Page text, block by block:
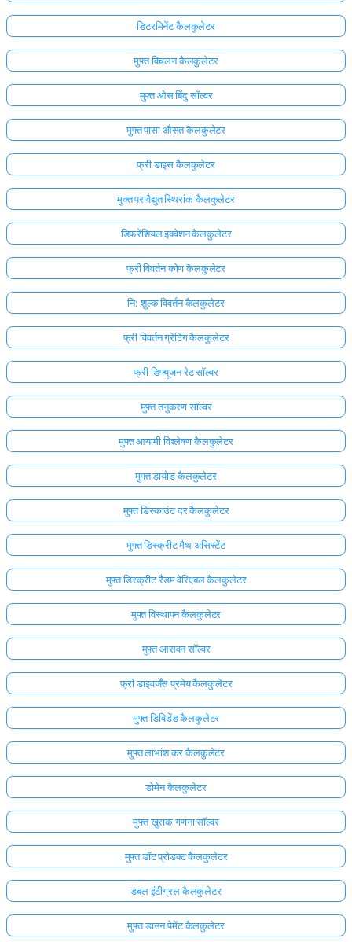
यहाँ
इन
डिटरमिनेंट कैलकुलेटर
मुफ्त विचलन कैलकुलेटर
मुफ्त ओस बिंदु सॉल्वर
मुफ्त पासा औसत कैलकुलेटर
फ्री डाइस कैलकुलेटर
मुक्त परावैद्युत स्थिरांक कैलकुलेटर
डिफरेंशियल इक्वेशन कैलकुलेटर
फ्री विवर्तन कोण कैलकुलेटर
नि: शुल्क विवर्तन कैलकुलेटर
फ्री विवर्तन ग्रेटिंग कैलकुलेटर
फ्री डिफ्यूजन रेट सॉल्वर
मुफ्त तनुकरण सॉल्वर
मुफ्त आयामी विश्लेषण कैलकुलेटर
मुफ्त डायोड कैलकुलेटर
मुफ्त डिस्काउंट दर कैलकुलेटर
मुफ्त डिस्क्रीट मैथ असिस्टेंट
मुफ्त डिस्क्रीट रैंडम वेरिएबल कैलकुलेटर
मुफ्त विस्थापन कैलकुलेटर
मुफ्त आसवन सॉल्वर
फ्री डाइवर्जेंस प्रमेय कैलकुलेटर
मुफ्त डिविडेंड कैलकुलेटर
मुफ्त लाभांश कर कैलकुलेटर
डोमेन कैलकुलेटर
मुफ्त खुराक गणना सॉल्वर
मुफ्त डॉट प्रोडक्ट कैलकुलेटर
डबल इंटीग्रल कैलकुलेटर
मुफ्त डाउन पेमेंट कैलकुलेटर